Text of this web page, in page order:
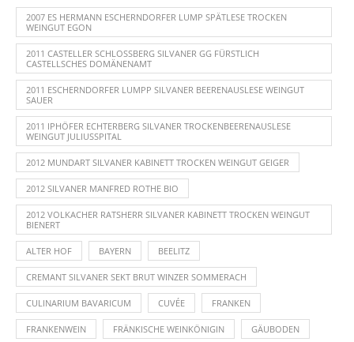
2007 ES HERMANN ESCHERNDORFER LUMP SPÄTLESE TROCKEN
WEINGUT EGON
2011 CASTELLER SCHLOSSBERG SILVANER GG FÜRSTLICH
CASTELLSCHES DOMÄNENAMT
2011 ESCHERNDORFER LUMPP SILVANER BEERENAUSLESE WEINGUT
SAUER
2011 IPHÖFER ECHTERBERG SILVANER TROCKENBEERENAUSLESE
WEINGUT JULIUSSPITAL
2012 MUNDART SILVANER KABINETT TROCKEN WEINGUT GEIGER
2012 SILVANER MANFRED ROTHE BIO
2012 VOLKACHER RATSHERR SILVANER KABINETT TROCKEN WEINGUT
BIENERT
ALTER HOF BAYERN BEELITZ
CREMANT SILVANER SEKT BRUT WINZER SOMMERACH
CULINARIUM BAVARICUM CUVÉE FRANKEN
FRANKENWEIN FRÄNKISCHE WEINKÖNIGIN GÄUBODEN